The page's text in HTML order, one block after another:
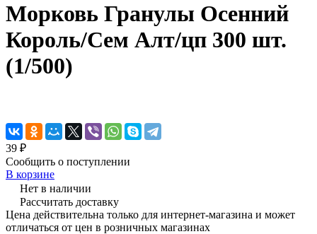
Морковь Гранулы Осенний
Король/Сем Алт/цп 300 шт.
(1/500)
39 ₽
Сообщить о поступлении
В корзине
Нет в наличии
Рассчитать доставку
Цена действительна только для интернет-магазина и может
отличаться от цен в розничных магазинах